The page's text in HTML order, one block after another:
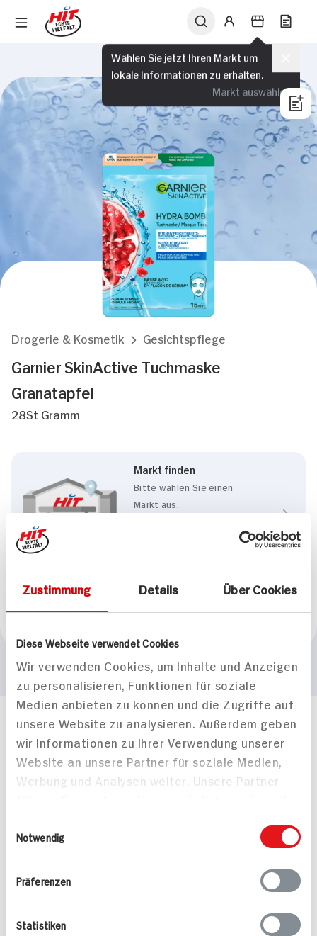
Zustimmung Details Über Cookies
Diese Webseite verwendet Cookies
Wir verwenden Cookies, um Inhalte und Anzeigen
zu personalisieren, Funktionen für soziale
Medien anbieten zu können und die Zugriffe auf
unsere Website zu analysieren. Außerdem geben
wir Informationen zu Ihrer Verwendung unserer
Website an unsere Partner für soziale Medien,
Werbung und Analysen weiter. Unsere Partner
bereitgestellt haben oder die sie im Rahmen
Notwendig
Präferenzen
Statistiken
Wählen Sie jetzt Ihren Markt um
lokale Informationen zu erhalten.
Markt auswählen
Drogerie & Kosmetik Gesichtspflege
Garnier SkinActive Tuchmaske
Granatapfel
28St Gramm
Markt finden
Bitte wählen Sie einen
Markt aus,
Marke
Häufig gestellte Fragen
Mehr Informationen in unserem FAQ
kontakt
hit.de
Wir beantworten gerne Ihre Fragen
Folgen Sie uns auf TikTok